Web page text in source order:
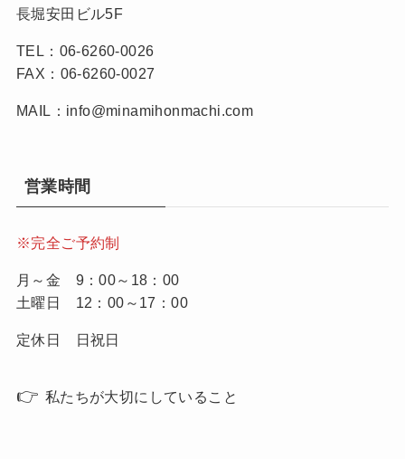
長堀安田ビル5F
TEL：06-6260-0026
FAX：06-6260-0027
MAIL：info@minamihonmachi.com
営業時間
※完全ご予約制
月～金 9：00～18：00
土曜日 12：00～17：00
定休日 日祝日
👉 私たちが大切にしていること